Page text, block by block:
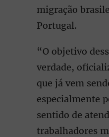
migração
Portugal.
“O objetivo
verdade,
que já vem
especialmente
sentido de
trabalhadores